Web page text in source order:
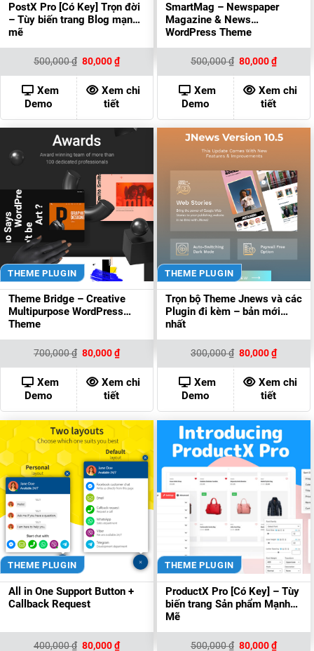
PostX Pro [Có Key] Trọn đời
– Tùy biến trang Blog mạnh
mẽ
500,000₫ Giá
gốc
là:
500,000 ₫.
80,000₫Giá
hiện
tại
là:
80,000 ₫.
Xem
Demo
Xem chi
tiết
SmartMag – Newspaper
Magazine & News
WordPress Theme
500,000₫ Giá
gốc
là:
500,000 ₫.
80,000₫Giá
hiện
tại
là:
80,000
Xem
Demo
Xem chi
tiết
THEME PLUGIN
Theme Bridge – Creative
Multipurpose WordPress
Theme
700,000₫ Giá
gốc
là:
700,000 ₫.
80,000₫Giá
hiện
tại
là:
80,000 ₫.
Xem
Demo
Xem chi
tiết
THEME PLUGIN
Trọn bộ Theme Jnews và các
Plugin đi kèm – bản mới
nhất
300,000₫ Giá
gốc
là:
300,000 ₫.
80,000₫Giá
hiện
tại
là:
80,000
Xem
Demo
Xem chi
tiết
THEME PLUGIN
All in One Support Button +
Callback Request
400,000₫ Giá
80,000₫Giá
THEME PLUGIN
ProductX Pro [Có Key] – Tùy
biến trang Sản phẩm Mạnh
Mẽ
500,000₫ Giá
80,000₫Giá